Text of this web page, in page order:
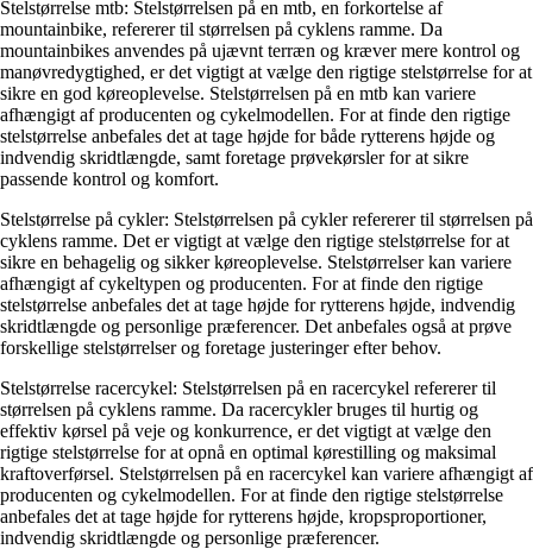
Stelstørrelse mtb: Stelstørrelsen på en mtb, en forkortelse af
mountainbike, refererer til størrelsen på cyklens ramme. Da
mountainbikes anvendes på ujævnt terræn og kræver mere kontrol og
manøvredygtighed, er det vigtigt at vælge den rigtige stelstørrelse for at
sikre en god køreoplevelse. Stelstørrelsen på en mtb kan variere
afhængigt af producenten og cykelmodellen. For at finde den rigtige
stelstørrelse anbefales det at tage højde for både rytterens højde og
indvendig skridtlængde, samt foretage prøvekørsler for at sikre
passende kontrol og komfort.
Stelstørrelse på cykler: Stelstørrelsen på cykler refererer til størrelsen på
cyklens ramme. Det er vigtigt at vælge den rigtige stelstørrelse for at
sikre en behagelig og sikker køreoplevelse. Stelstørrelser kan variere
afhængigt af cykeltypen og producenten. For at finde den rigtige
stelstørrelse anbefales det at tage højde for rytterens højde, indvendig
skridtlængde og personlige præferencer. Det anbefales også at prøve
forskellige stelstørrelser og foretage justeringer efter behov.
Stelstørrelse racercykel: Stelstørrelsen på en racercykel refererer til
størrelsen på cyklens ramme. Da racercykler bruges til hurtig og
effektiv kørsel på veje og konkurrence, er det vigtigt at vælge den
rigtige stelstørrelse for at opnå en optimal kørestilling og maksimal
kraftoverførsel. Stelstørrelsen på en racercykel kan variere afhængigt af
producenten og cykelmodellen. For at finde den rigtige stelstørrelse
anbefales det at tage højde for rytterens højde, kropsproportioner,
indvendig skridtlængde og personlige præferencer.